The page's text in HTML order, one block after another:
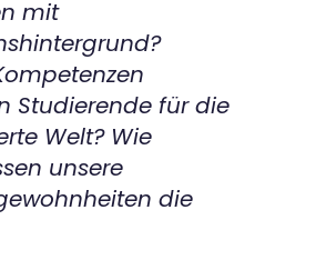
mit
Studierende für die
Welt? Wie
unsere
die